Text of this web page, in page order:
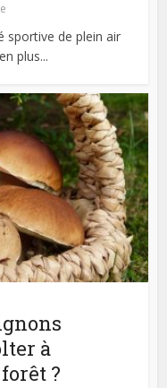
sportive de plein air
plus...
à
?